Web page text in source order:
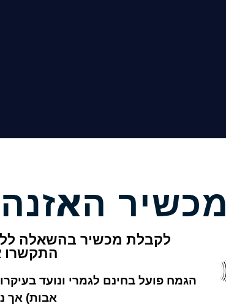
מכשיר
לקבלת מכשיר בהשאלה
התקשרו
הגמח פועל בחינם לגמרי ונועד
אבות) אך